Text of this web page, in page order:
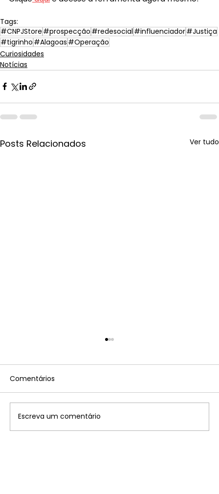
Tags:
#CNPJStore #prospecção #redesocial #influenciador#Justiça
#tigrinho #Alagoas #Operação
Curiosidades
Notícias
Posts Relacionados Ver tudo
Comentários
Escreva um comentário